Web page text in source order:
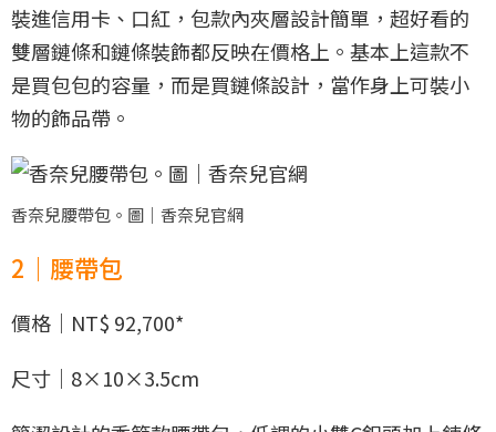
裝進信用卡、口紅，包款內夾層設計簡單，超好看的
雙層鏈條和鏈條裝飾都反映在價格上。基本上這款不
是買包包的容量，而是買鏈條設計，當作身上可裝小
物的飾品帶。
香奈兒腰帶包。圖｜香奈兒官網
2｜腰帶包
價格｜NT$ 92,700*
尺寸｜8×10×3.5cm